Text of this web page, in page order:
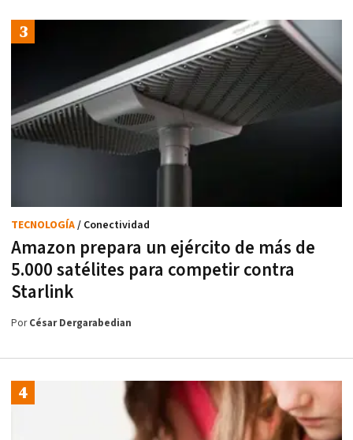
Amazon prepara un ejército de más de
5.000 satélites para competir contra
Starlink
TECNOLOGÍA/ Conectividad
PorCésar Dergarabedian